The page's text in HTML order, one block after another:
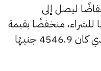
ليصل إلى
للبيع و0 جنيهًا للشراء، منخفضًا بقيمة
0 جنيهات عن السعر السابق الذي كان 4546.9 جنيهًا